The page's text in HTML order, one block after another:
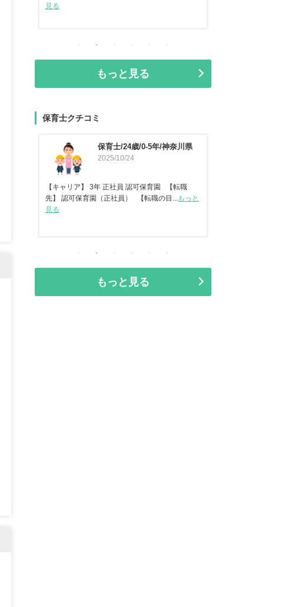
見る
もっと見る
保育士クチコミ
保育士/45歳/20-25年/東京都
2025/09/11
【キャリア】22年 正社員 認可保育園2年 認定こ
ども園 【転職先】保育園（認可...
もっと見る